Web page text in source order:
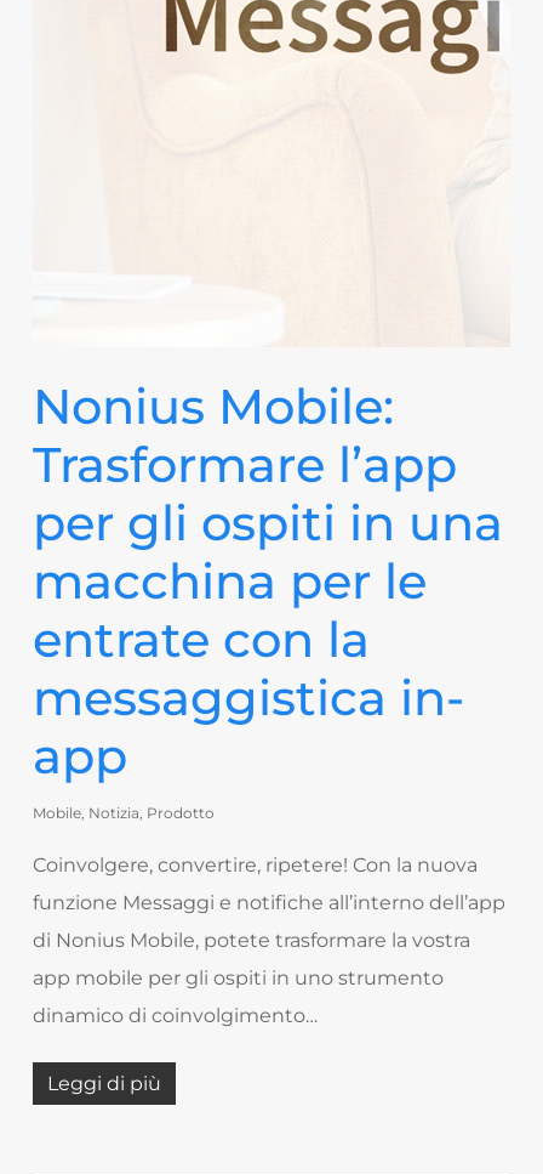
Nonius Mobile:
Trasformare l’app
per gli ospiti in una
macchina per le
entrate con la
messaggistica in-
app
Mobile, Notizia, Prodotto
Coinvolgere, convertire, ripetere! Con la nuova
funzione Messaggi e notifiche all’interno dell’app
di Nonius Mobile, potete trasformare la vostra
app mobile per gli ospiti in uno strumento
dinamico di coinvolgimento…
Leggi di più